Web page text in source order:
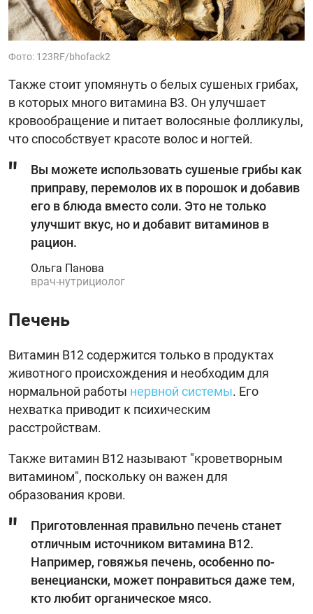
Фото: 123RF/bhofack2
Также стоит упомянуть о белых сушеных грибах,
в которых много витамина B3. Он улучшает
кровообращение и питает волосяные фолликулы,
что способствует красоте волос и ногтей.
Вы можете использовать сушеные грибы как
приправу, перемолов их в порошок и добавив
его в блюда вместо соли. Это не только
улучшит вкус, но и добавит витаминов в
рацион.
Ольга Панова
врач-нутрициолог
Печень
Витамин B12 содержится только в продуктах
животного происхождения и необходим для
нормальной работы нервной системы. Его
нехватка приводит к психическим
расстройствам.
Также витамин B12 называют "кроветворным
витамином", поскольку он важен для
образования крови.
Приготовленная правильно печень станет
отличным источником витамина В12.
Например, говяжья печень, особенно по-
венециански, может понравиться даже тем,
кто любит органическое мясо.